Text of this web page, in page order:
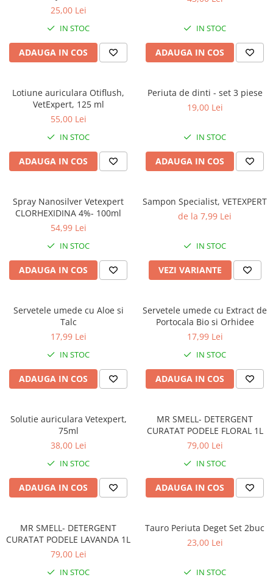
Lemne si coarne de cerb sau
caprior
Lese, Zgarzi & Hamuri
Produse Igiena si Ingrijire
Saltele cu efect de racire
Suplimente
25,00 Lei
IN STOC
ADAUGA IN COS
IN STOC
ADAUGA IN COS
Lotiune auriculara Otiflush,
VetExpert, 125 ml
55,00 Lei
IN STOC
ADAUGA IN COS
Periuta de dinti - set 3 piese
19,00 Lei
IN STOC
ADAUGA IN COS
Spray Nanosilver Vetexpert
CLORHEXIDINA 4%- 100ml
54,99 Lei
IN STOC
ADAUGA IN COS
Sampon Specialist, VETEXPERT
de la 7,99 Lei
IN STOC
VEZI VARIANTE
Servetele umede cu Aloe si
Talc
17,99 Lei
IN STOC
ADAUGA IN COS
Servetele umede cu Extract de
Portocala Bio si Orhidee
17,99 Lei
IN STOC
ADAUGA IN COS
Solutie auriculara Vetexpert,
75ml
38,00 Lei
IN STOC
ADAUGA IN COS
MR SMELL- DETERGENT
CURATAT PODELE FLORAL 1L
79,00 Lei
IN STOC
ADAUGA IN COS
MR SMELL- DETERGENT
CURATAT PODELE LAVANDA 1L
79,00 Lei
IN STOC
Tauro Periuta Deget Set 2buc
23,00 Lei
IN STOC